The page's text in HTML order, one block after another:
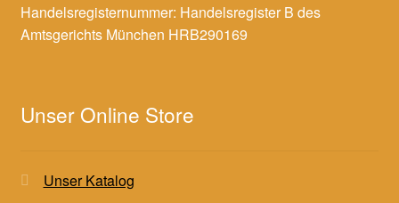
Handelsregisternummer: Handelsregister B des
Amtsgerichts München HRB290169
Unser Online Store
Unser Katalog